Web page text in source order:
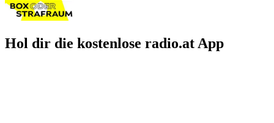
Hol dir die kostenlose radio.at App